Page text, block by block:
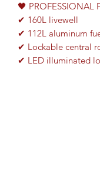
🖤 PROFESSIONAL
✔ 160L livewell
✔ 112L aluminum
✔ Lockable central
✔ LED illuminated